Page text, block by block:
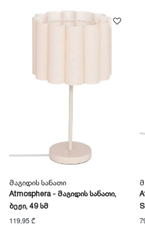
Მაგიდის Სანათი
Atmosphera - Მაგიდის Სანათი,
Ბეჟი, 49 Სმ
119,95 ₾